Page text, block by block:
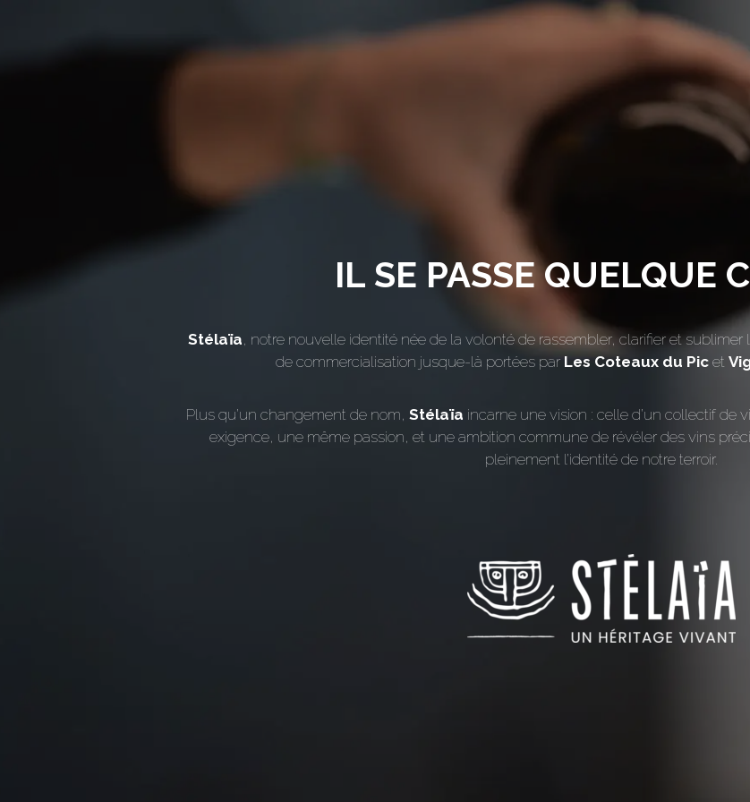
IL SE PASSE QUELQUE
Stélaïa, notre nouvelle identité née de la volonté de rassembler, clarifier et sublimer
de commercialisation jusque-là portées par Les Coteaux du Pic et
Plus qu’un changement de nom,Stélaïa incarne une vision : celle d’un collectif de
exigence, une même passion, et une ambition commune de révéler des vins
pleinement l’identité de notre terroir.